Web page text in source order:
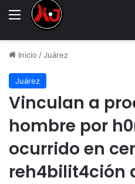
Menu
Inicio /Juárez
Juárez
Vinculan a
hombre por
ocurrido en
reh4bilit4ción